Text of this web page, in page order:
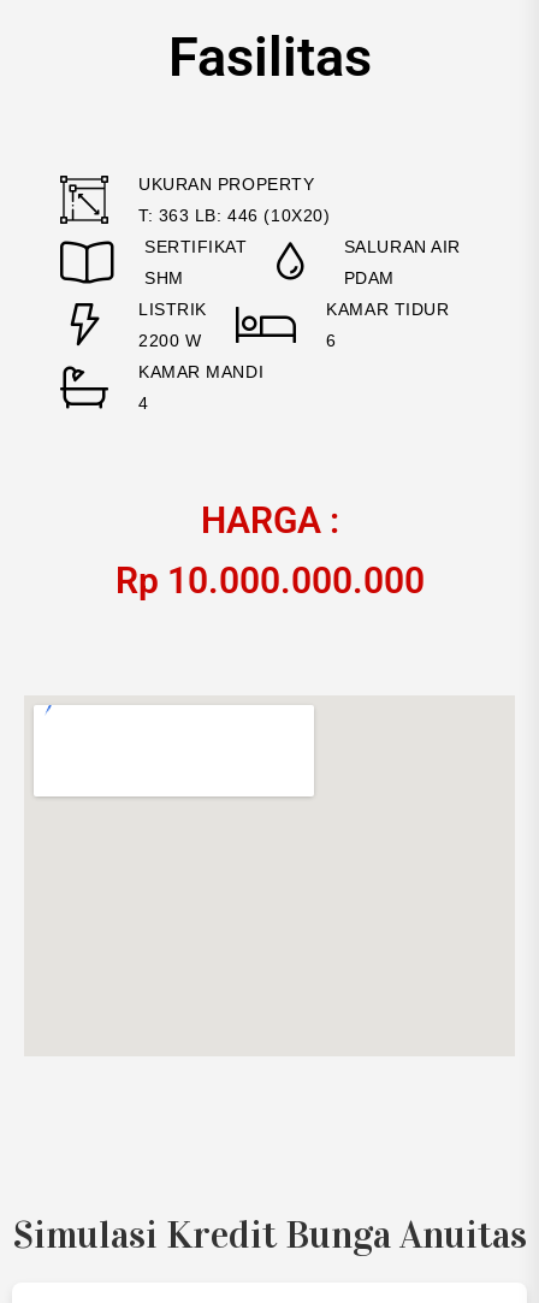
Fasilitas
UKURAN PROPERTY
T: 363 LB: 446 (10X20)
SERTIFIKAT
SHM
SALURAN AIR
PDAM
LISTRIK
2200 W
KAMAR TIDUR
6
KAMAR MANDI
4
HARGA :
Rp 10.000.000.000
Simulasi Kredit Bunga Anuitas